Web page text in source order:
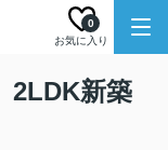
お気に入り
0
新築